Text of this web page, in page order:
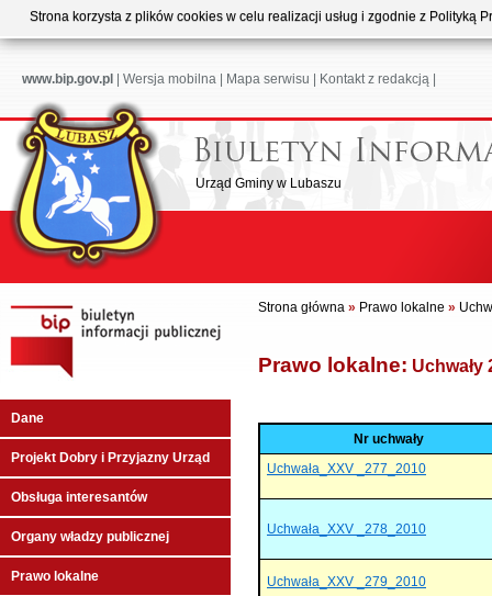
Strona korzysta z plików cookies w celu realizacji usług i zgodnie z
www.bip.gov.pl Wersja mobilna Mapa serwisu Kontakt z redakcją
Urząd Gminy w Lubaszu
Dane
Projekt Dobry i Przyjazny Urząd
Obsługa interesantów
Organy władzy publicznej
Prawo lokalne
Strona główna » Prawo lokalne »
Prawo lokalne: Uchwały
Nr uchwały
Uchwała_XXV _277_2010
Uchwała_XXV _278_2010
Uchwała_XXV _279_2010